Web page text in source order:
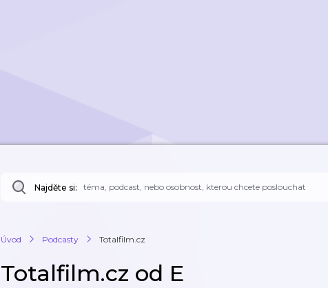
Najděte si:
Úvod Podcasty Totalfilm.cz
Totalfilm.cz od E